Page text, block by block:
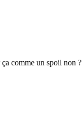
comme un spoil non ?